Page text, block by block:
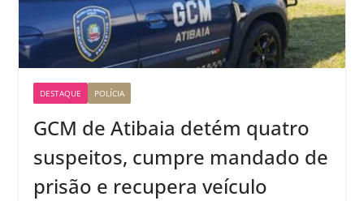
DESTAQUE POLÍCIA
GCM de Atibaia detém quatro
suspeitos, cumpre mandado de
prisão e recupera veículo